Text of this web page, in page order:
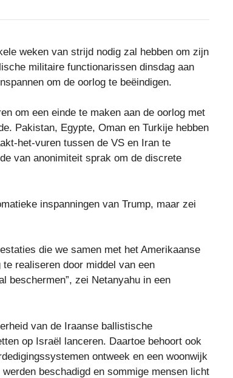
weken van strijd nodig zal hebben om zijn
militaire functionarissen dinsdag aan
om de oorlog te beëindigen.
om een ​​einde te maken aan de oorlog met
Pakistan, Egypte, Oman en Turkije hebben
het-vuren tussen de VS en Iran te
van anonimiteit sprak om de discrete
inspanningen van Trump, maar zei
die we samen met het Amerikaanse
realiseren door middel van een
beschermen”, zei Netanyahu in een
van de Iraanse ballistische
op Israël lanceren. Daartoe behoort ook
ontweek en een woonwijk
beschadigd en sommige mensen licht